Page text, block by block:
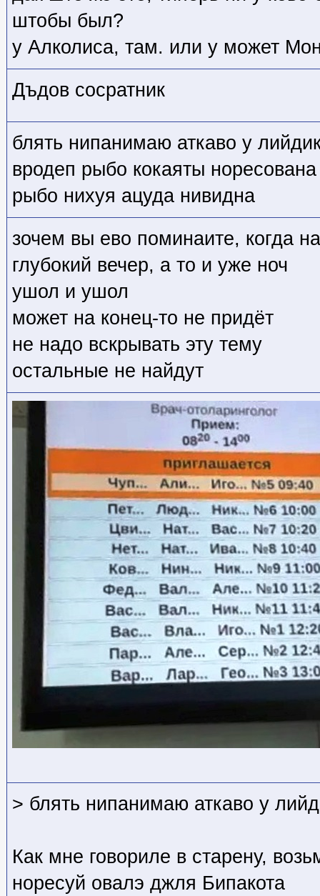
штобы был?
у Алколиса, там. или у может
Дъдов сосратник
блять нипанимаю аткаво у
вродеп рыбо кокаяты
рыбо нихуя ацуда нивидна
зочем вы ево поминаите, когда
глубокий вечер, а то и уже ноч
ушол и ушол
может на конец-то не придёт
не надо вскрывать эту тему
остальные не найдут
> блять нипанимаю аткаво у
Как мне говориле в старену,
норесуй овалэ джля Бипакота